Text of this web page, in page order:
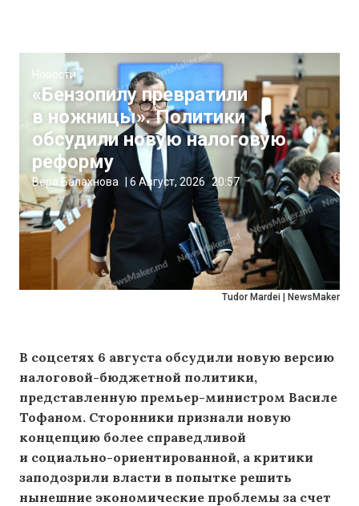
Tudor Mardei | NewsMaker
Новости
«Бензопилу превратили
в ножницы». Политики
обсудили новую налоговую
реформу
Вера Балахнова | 6 Август, 2026 20:57
В соцсетях 6 августа обсудили новую версию
налоговой-бюджетной политики,
представленную премьер-министром Василе
Тофаном. Сторонники признали новую
концепцию более справедливой
и социально-ориентированной, а критики
заподозрили власти в попытке решить
нынешние экономические проблемы за счет